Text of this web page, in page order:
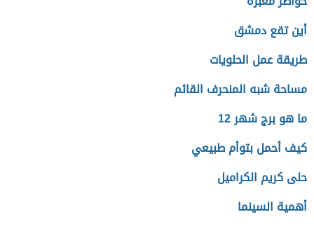
أين تقع دمشق
طريقة عمل الحلويات
مساحة شبه المنحرف القائم
ما هو برج شهر 12
كيف أحمل بتوأم طبيعي
حلى كريم الكراميل
أهمية السينما